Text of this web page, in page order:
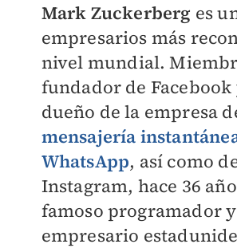
Mark Zuckerberg es
empresarios más
nivel mundial.
fundador de
dueño de la empresa
mensajería
WhatsApp, así como
Instagram, hace 36
famoso programador y
empresario